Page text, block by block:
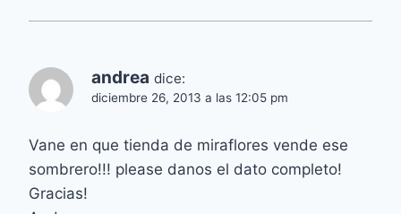
andrea dice:
diciembre 26, 2013 a las 12:05 pm
Vane en que tienda de miraflores vende ese
sombrero!!! please danos el dato completo!
Gracias!